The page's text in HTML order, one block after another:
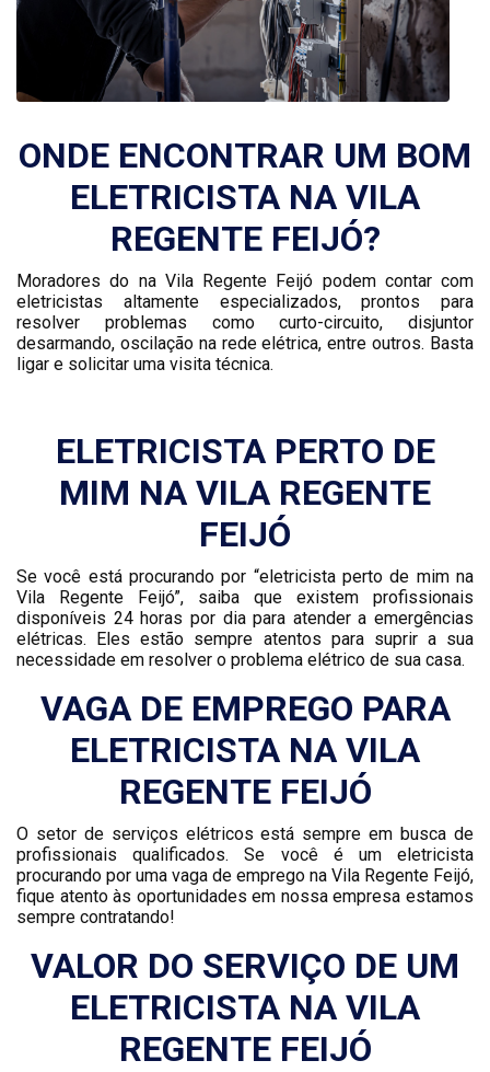
ONDE ENCONTRAR UM BOM
ELETRICISTA NA VILA
REGENTE FEIJÓ?
Moradores do na Vila Regente Feijó podem contar com
eletricistas altamente especializados, prontos para
resolver problemas como curto-circuito, disjuntor
desarmando, oscilação na rede elétrica, entre outros. Basta
ligar e solicitar uma visita técnica.
ELETRICISTA PERTO DE
MIM NA VILA REGENTE
FEIJÓ
Se você está procurando por “eletricista perto de mim na
Vila Regente Feijó”, saiba que existem profissionais
disponíveis 24 horas por dia para atender a emergências
elétricas. Eles estão sempre atentos para suprir a sua
necessidade em resolver o problema elétrico de sua casa.
VAGA DE EMPREGO PARA
ELETRICISTA NA VILA
REGENTE FEIJÓ
O setor de serviços elétricos está sempre em busca de
profissionais qualificados. Se você é um eletricista
procurando por uma vaga de emprego na Vila Regente Feijó,
fique atento às oportunidades em nossa empresa estamos
sempre contratando!
VALOR DO SERVIÇO DE UM
ELETRICISTA NA VILA
REGENTE FEIJÓ